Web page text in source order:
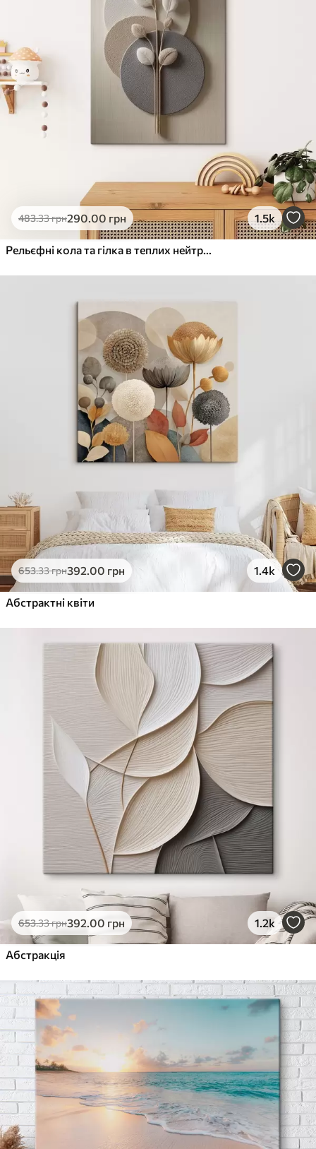
483.33грн290.00 грн 1.5k
Рельєфні кола та гілка в теплих нейтральних тонах
653.33грн392.00 грн 1.4k
Абстрактні квіти
653.33грн392.00 грн 1.2k
Абстракція